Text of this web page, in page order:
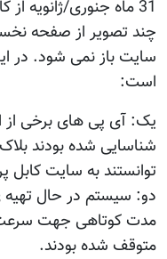
31 ماه جنوری/ژانویه
چند تصویر از صفحه
سایت باز نمی شود. در
است:
یک: آی پی های برخی از
شناسایی شده بودند
توانستند به سایت
دو: سیستم در حال تهیه
مدت کوتاهی جهت
متوقف شده بودند.